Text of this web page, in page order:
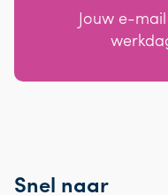
Jouw e-
Snel naar